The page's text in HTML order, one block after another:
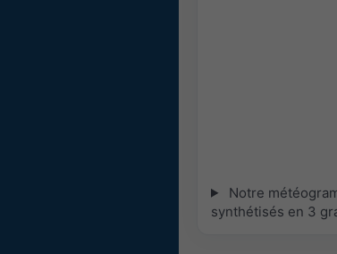
Notre
synthétisés en 3